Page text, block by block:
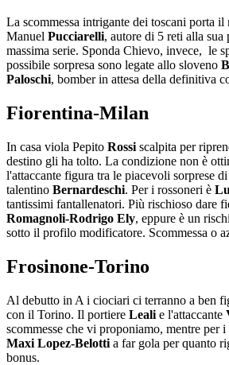
La scommessa intrigante dei toscani porta il
Manuel Pucciarelli, autore di 5 reti alla sua
massima serie. Sponda Chievo, invece, le
possibile sorpresa sono legate allo sloveno
Paloschi, bomber in attesa della definitiva
Fiorentina-Milan
In casa viola Pepito Rossi scalpita per
destino gli ha tolto. La condizione non è
l'attaccante figura tra le piacevoli sorprese
talentino Bernardeschi. Per i rossoneri è
tantissimi fantallenatori. Più rischioso dare
Romagnoli-Rodrigo Ely, eppure è un
sotto il profilo modificatore. Scommessa o
Frosinone-Torino
Al debutto in A i ciociari ci terranno a ben
con il Torino. Il portiere Leali e l'attaccante
scommesse che vi proponiamo, mentre per i
Maxi Lopez-Belotti a far gola per quanto
bonus.